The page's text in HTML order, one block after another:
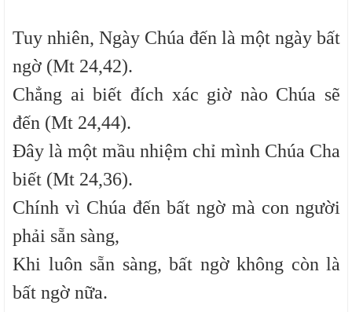
Tuy nhiên, Ngày Chúa đến là một ngày bất
ngờ (Mt 24,42).
Chẳng ai biết đích xác giờ nào Chúa sẽ
đến (Mt 24,44).
Đây là một mầu nhiệm chỉ mình Chúa Cha
biết (Mt 24,36).
Chính vì Chúa đến bất ngờ mà con người
phải sẵn sàng,
Khi luôn sẵn sàng, bất ngờ không còn là
bất ngờ nữa.